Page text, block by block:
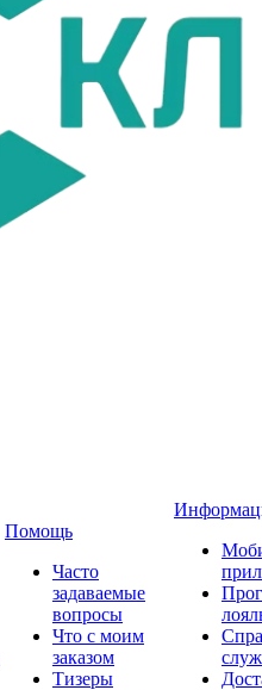
Помощь
Часто
задаваемые
вопросы
Что с моим
заказом
Тизеры